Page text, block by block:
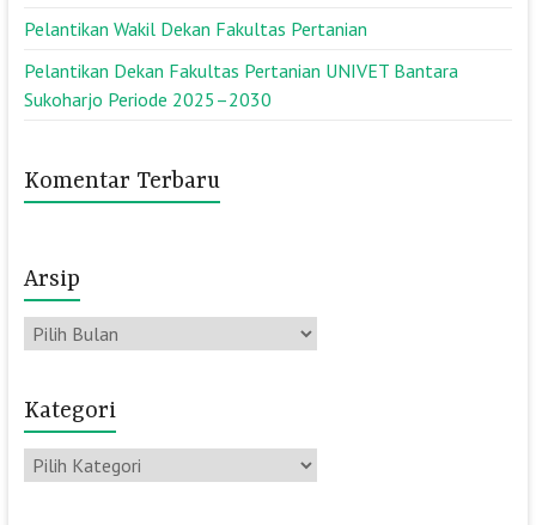
Pelantikan Wakil Dekan Fakultas Pertanian
Pelantikan Dekan Fakultas Pertanian UNIVET Bantara
Sukoharjo Periode 2025–2030
Komentar Terbaru
Arsip
Arsip
Kategori
Kategori